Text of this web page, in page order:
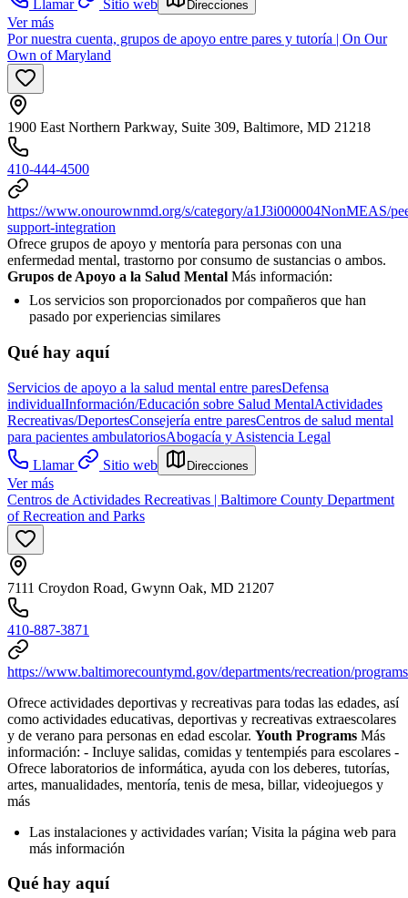
Llamar
Sitio web Direcciones
Ver más
Por nuestra cuenta, grupos de apoyo entre pares y tutoría | On Our
Own of Maryland
1900 East Northern Parkway, Suite 309, Baltimore, MD 21218
410-444-4500
https://www.onourownmd.org/s/category/a1J3i000004NonMEAS/
support-integration
Ofrece grupos de apoyo y mentoría para personas con una
enfermedad mental, trastorno por consumo de sustancias o ambos.
Grupos de Apoyo a la Salud Mental Más información:
Los servicios son proporcionados por compañeros que han
pasado por experiencias similares
Qué hay aquí
Servicios de apoyo a la salud mental entre paresDefensa
individualInformación/Educación sobre Salud MentalActividades
Recreativas/DeportesConsejería entre paresCentros de salud mental
para pacientes ambulatoriosAbogacía y Asistencia Legal
Llamar
Sitio web Direcciones
Ver más
Centros de Actividades Recreativas | Baltimore County Department
of Recreation and Parks
7111 Croydon Road, Gwynn Oak, MD 21207
410-887-3871
https://www.baltimorecountymd.gov/departments/recreation/
Ofrece actividades deportivas y recreativas para todas las edades, así
como actividades educativas, deportivas y recreativas extraescolares
y de verano para personas en edad escolar. Youth Programs Más
información: - Incluye salidas, comidas y tentempiés para escolares -
Ofrece laboratorios de informática, ayuda con los deberes, tutorías,
artes, manualidades, mentoría, tenis de mesa, billar, videojuegos y
más
Las instalaciones y actividades varían; Visita la página web para
más información
Qué hay aquí